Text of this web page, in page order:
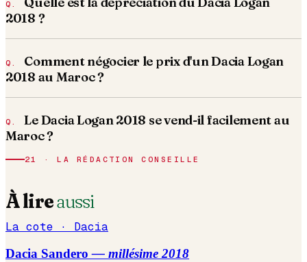
2018 ?
Comment négocier le prix d'un Dacia Logan
2018 au Maroc ?
Le Dacia Logan 2018 se vend-il facilement au
Maroc ?
21 · LA RÉDACTION CONSEILLE
À lireaussi
La cote · Dacia
Dacia Sandero — millésime2018